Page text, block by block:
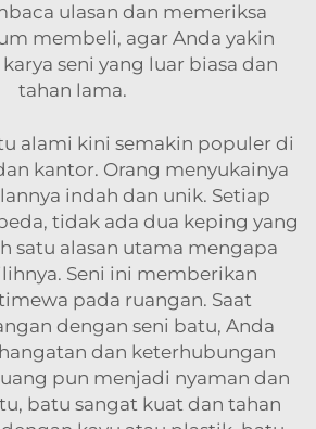
ulasan dan memeriksa
membeli, agar Anda yakin
seni yang luar biasa dan
tahan lama.
alami kini semakin populer di
kantor. Orang menyukainya
indah dan unik. Setiap
tidak ada dua keping yang
satu alasan utama mengapa
Seni ini memberikan
pada ruangan. Saat
dengan seni batu, Anda
dan keterhubungan
pun menjadi nyaman dan
batu sangat kuat dan tahan